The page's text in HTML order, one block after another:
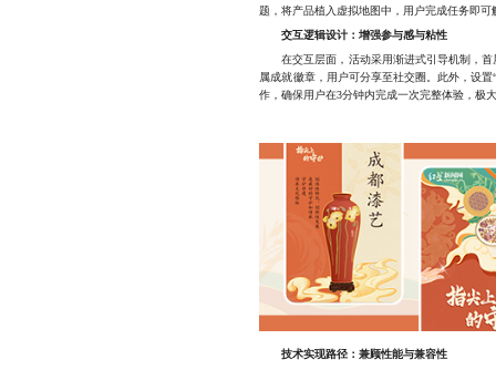
题，将产品植入虚拟地图中，用户完成任务即
交互逻辑设计：增强参与感与粘性
在交互层面，活动采用渐进式引导机制，首
属成就徽章，用户可分享至社交圈。此外，设
作，确保用户在3分钟内完成一次完整体验，极
技术实现路径：兼顾性能与兼容性